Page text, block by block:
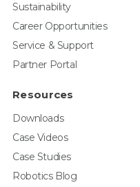
Sustainability
Career Opportunities
Service & Support
Partner Portal
Resources
Downloads
Case Videos
Case Studies
Robotics Blog